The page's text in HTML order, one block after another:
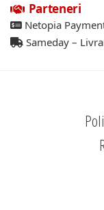
Parteneri
Netopia
Sameday –